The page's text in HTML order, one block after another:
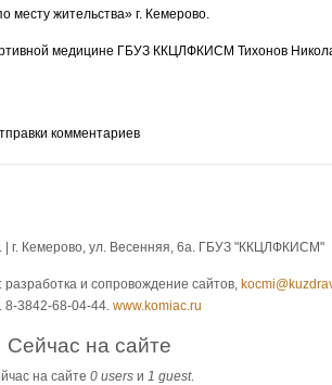
жительства» г. Кемерово.
медицине ГБУЗ ККЦЛФКИСМ Тихонов
комментариев
| г. Кемерово, ул. Весенняя, 6а. ГБУЗ "ККЦЛФКИСМ"
и сопровождение сайтов,
8-3842-68-04-44. www.komiac.ru
Сейчас на сайте
на сайте 0 users и 1 guest.